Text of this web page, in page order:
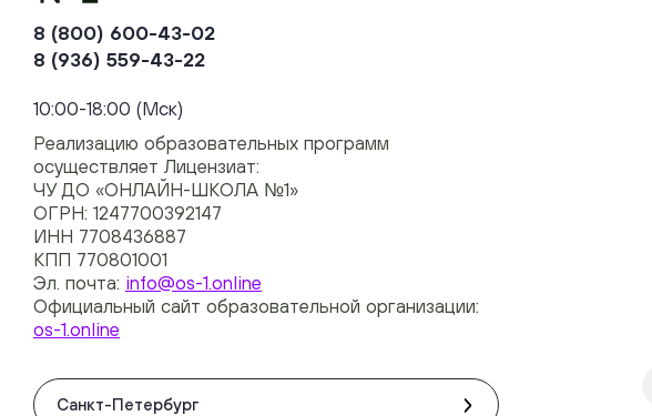
8 (800) 600-43-02
8 (936) 559-43-22
10:00-18:00 (Мск)
Реализацию образовательных программ
осуществляет Лицензиат:
ЧУ ДО «ОНЛАЙН-ШКОЛА №1»
ОГРН: 1247700392147
ИНН 7708436887
КПП 770801001
Эл. почта: info@os-1.online
Официальный сайт образовательной организации:
os-1.online
Санкт-Петербург